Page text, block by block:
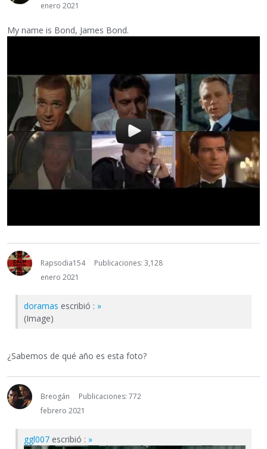
enero 2021
My name is Bond, James Bond.
Rapsodia154
Publicaciones: 3,128
enero 2021
doramas escribió : »
(Image)
¿Sabemos de qué año es esta foto?
Breogán
Publicaciones: 772
febrero 2021
ggl007 escribió : »